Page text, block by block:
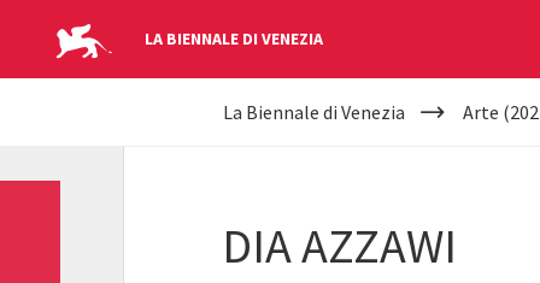
LA BIENNALE DI VENEZIA
YOUR
La Biennale di Venezia Arte
DIA AZZAWI